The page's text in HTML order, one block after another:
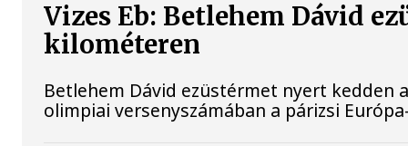
Vizes Eb: Betlehem Dávid
kilométeren
Betlehem Dávid ezüstérmet nyert kedden
olimpiai versenyszámában a párizsi